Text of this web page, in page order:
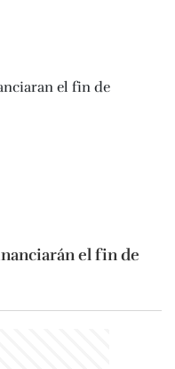
el fin de